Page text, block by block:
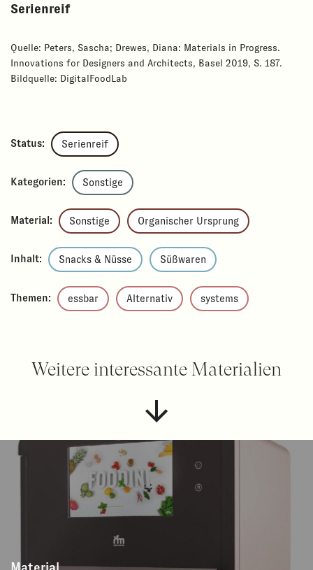
Serienreif
Quelle: Peters, Sascha; Drewes, Diana: Materials in Progress.
Innovations for Designers and Architects, Basel 2019, S. 187.
Bildquelle: DigitalFoodLab
Status: Serienreif
Kategorien: Sonstige
Material: Sonstige Organischer Ursprung
Inhalt: Snacks & Nüsse Süßwaren
Themen: essbar Alternativ systems
Weitere interessante Materialien